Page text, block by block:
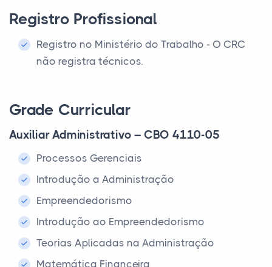
Registro Profissional
Registro no Ministério do Trabalho - O CRC
não registra técnicos.
Grade Curricular
Auxiliar Administrativo – CBO 4110-05
Processos Gerenciais
Introdução a Administração
Empreendedorismo
Introdução ao Empreendedorismo
Teorias Aplicadas na Administração
Matemática Financeira